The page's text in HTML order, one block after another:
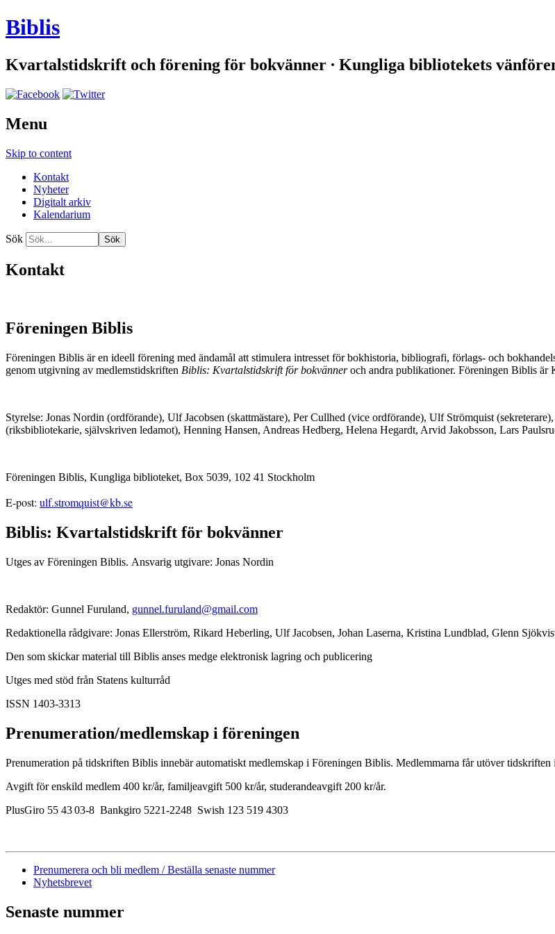
Biblis
Kvartalstidskrift och förening för bokvänner ∙ Kungliga bibliotekets
Menu
Skip to content
Kontakt
Nyheter
Digitalt arkiv
Kalendarium
Sök
Kontakt
Föreningen Biblis
Föreningen Biblis är en ideell förening med ändamål att stimulera intresset för bokhistoria, bibliografi, förlags- och
genom utgivning av medlemstidskriften Biblis: Kvartalstidskrift för bokvänneroch andra publikationer. Föreningen Biblis är
Styrelse: Jonas Nordin (ordförande), Ulf Jacobsen (skattmästare), Per Cullhed (vice ordförande), Ulf Strömquist
(riksbibliotekarie, självskriven ledamot), Henning Hansen, Andreas Hedberg, Helena Hegardt, Arvid Jakobsson, Lars
Föreningen Biblis, Kungliga biblioteket, Box 5039, 102 41 Stockholm
E-post: ulf.stromquist@kb.se
Biblis: Kvartalstidskrift för bokvänner
Utges av Föreningen Biblis. Ansvarig utgivare: Jonas Nordin
Redaktör: Gunnel Furuland, gunnel.furuland@gmail.com
Redaktionella rådgivare: Jonas Ellerström, Rikard Heberling, Ulf Jacobsen, Johan Laserna, Kristina Lundblad, Glenn
Den som skickar material till Biblis anses medge elektronisk lagring och publicering
Utges med stöd från Statens kulturråd
ISSN 1403-3313
Prenumeration/medlemskap i föreningen
Prenumeration på tidskriften Biblis innebär automatiskt medlemskap i Föreningen Biblis. Medlemmarna får utöver
Avgift för enskild medlem 400 kr/år, familjeavgift 500 kr/år, studerandeavgift 200 kr/år.
PlusGiro 55 43 03-8 Bankgiro 5221-2248 Swish 123 519 4303
Prenumerera och bli medlem / Beställa senaste nummer
Nyhetsbrevet
Senaste nummer